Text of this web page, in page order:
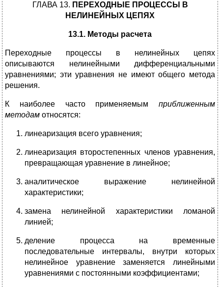
ГЛАВА 13. ПЕРЕХОДНЫЕ ПРОЦЕССЫ В
НЕЛИНЕЙНЫХ ЦЕПЯХ
13.1. Методы расчета
Переходные процессы в нелинейных цепях
описываются нелинейными дифференциальными
уравнениями; эти уравнения не имеют общего метода
решения.
К наиболее часто применяемым приближенным
методам относятся:
линеаризация всего уравнения;
линеаризация второстепенных членов уравнения,
превращающая уравнение в линейное;
аналитическое выражение нелинейной
характеристики;
замена нелинейной характеристики ломаной
линией;
деление процесса на временные
последовательные интервалы, внутри которых
нелинейное уравнение заменяется линейными
уравнениями с постоянными коэффициентами;